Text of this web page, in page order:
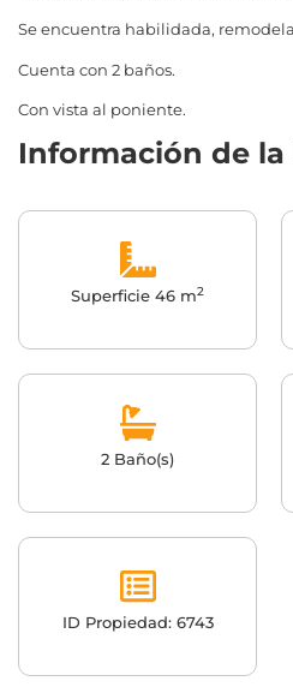
Se encuentra habilidada,
Cuenta con 2 baños.
Con vista al poniente.
Información de
Superficie 46 m2
2 Baño(s)
ID Propiedad: 6743